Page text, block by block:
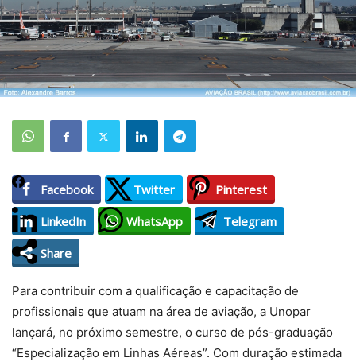
Facebook Twitter
Pinterest
LinkedIn
WhatsApp
Telegram
Share
Para contribuir com a qualificação e capacitação de
profissionais que atuam na área de aviação, a Unopar
lançará, no próximo semestre, o curso de pós-graduação
“Especialização em Linhas Aéreas”. Com duração estimada